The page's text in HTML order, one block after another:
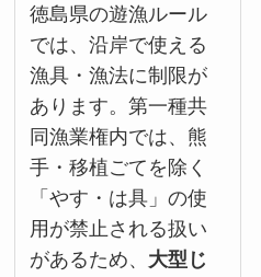
徳島県の遊漁ルール
では、沿岸で使える
漁具・漁法に制限が
あります。第一種共
同漁業権内では、熊
手・移植ごてを除く
「やす・は具」の使
用が禁止される扱い
があるため、 大型じ